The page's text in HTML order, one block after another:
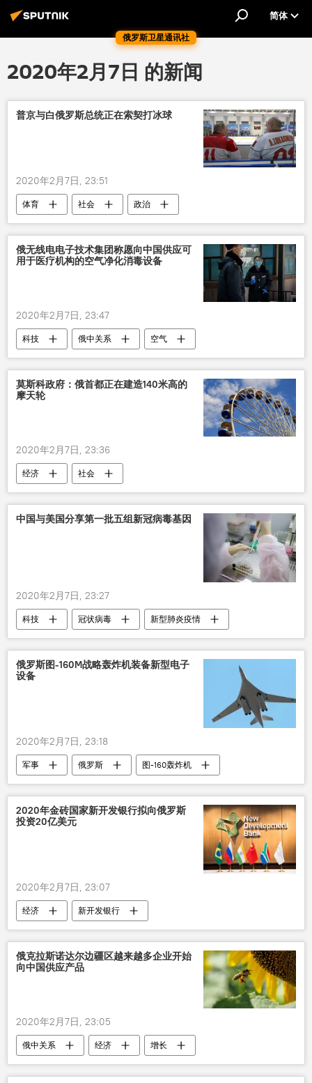
俄罗斯卫星通讯社
简体
2020年2月7日 的新闻
普京与白俄罗斯总统正在索契打冰球
2020年2月7日, 23:51
体育 社会 政治
俄无线电电子技术集团称愿向中国供应可
用于医疗机构的空气净化消毒设备
2020年2月7日, 23:47
科技 俄中关系
空气
新型肺炎疫情
莫斯科政府：俄首都正在建造140米高的
摩天轮
2020年2月7日, 23:36
经济 社会
中国与美国分享第一批五组新冠病毒基因
2020年2月7日, 23:27
科技 冠状病毒 新型肺炎疫情
俄罗斯图-160M战略轰炸机装备新型电子
设备
2020年2月7日, 23:18
军事 俄罗斯
图-160轰炸机
电子设备
新型
2020年金砖国家新开发银行拟向俄罗斯
投资20亿美元
2020年2月7日, 23:07
经济 新开发银行
俄克拉斯诺达尔边疆区越来越多企业开始
向中国供应产品
2020年2月7日, 23:05
俄中关系 经济 增长